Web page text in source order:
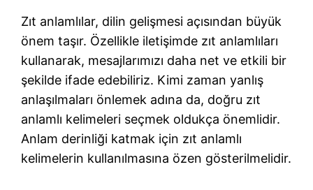
Zıt anlamlılar, dilin gelişmesi açısından büyük
önem taşır. Özellikle iletişimde zıt anlamlıları
kullanarak, mesajlarımızı daha net ve etkili bir
şekilde ifade edebiliriz. Kimi zaman yanlış
anlaşılmaları önlemek adına da, doğru zıt
anlamlı kelimeleri seçmek oldukça önemlidir.
Anlam derinliği katmak için zıt anlamlı
kelimelerin kullanılmasına özen gösterilmelidir.